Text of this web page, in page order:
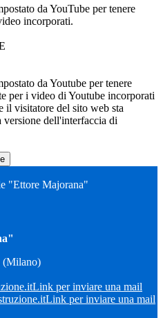
da YouTube per tenere
incorporati.
da Youtube per tenere
per i video di Youtube incorporati
il visitatore del sito web sta
dell'interfaccia di
"Ettore Majorana"
(Milano)
Link per inviare una mail
Link per inviare una mail